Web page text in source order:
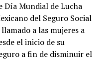
Día Mundial de Lucha
del Seguro Social
a las mujeres a
el inicio de su
a fin de disminuir el